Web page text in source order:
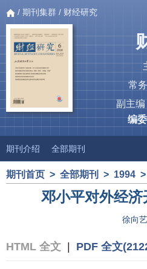
/ 期刊集群 / 财经研究
常
副主
编
期刊介绍 全部期刊
期刊首页 > 全部期刊 > 1994 >
邓小平对外经
徐向艺
HTML 全文 PDF 全文